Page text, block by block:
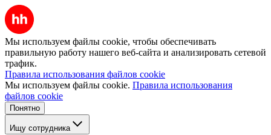
Мы используем файлы cookie, чтобы обеспечивать
правильную работу нашего веб-сайта и анализировать сетевой
трафик.
Правила использования файлов cookie
Мы используем файлы cookie. Правила использования
файлов cookie
Понятно
Ищу сотрудника